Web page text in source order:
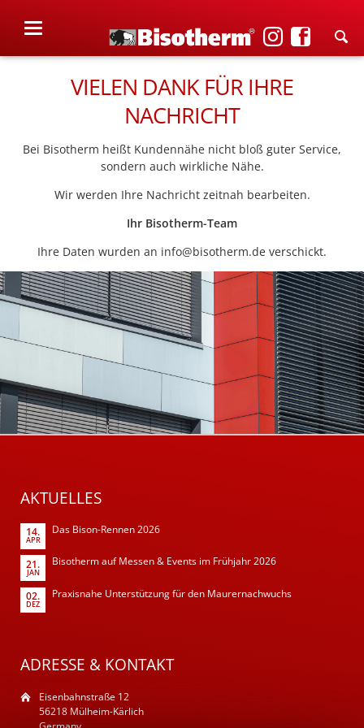
VIELEN DANK FÜR IHRE
NACHRICHT
Bei Bisotherm heißt Kundennähe nicht bloß guter Service,
sondern auch wirkliche Nähe.
Wir werden Ihre Nachricht zeitnah bearbeiten.
Ihr Bisotherm-Team
Ihre Daten wurden an info@bisotherm.de verschickt.
AKTUELLES
14.
APR
Das Bison-Rennen 2026
21.
JAN
Bisotherm auf Messen & Events im Frühjahr 2026
02.
DEZ
Praxisnahe Unterstützung für den Maurernachwuchs
ADRESSE & KONTAKT
Eisenbahnstraße 12
56218 Mülheim-Kärlich